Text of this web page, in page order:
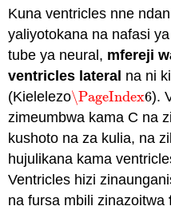
Kuna ventricles nne
yaliyotokana na nafasi
tube ya neural, mfereji
ventricles lateral na ni
(Kielelezo\PageIndex6
\PageIndex6).
zimeumbwa kama C na
kushoto na za kulia, na
hujulikana kama
Ventricles hizi
na fursa mbili zinazoitwa